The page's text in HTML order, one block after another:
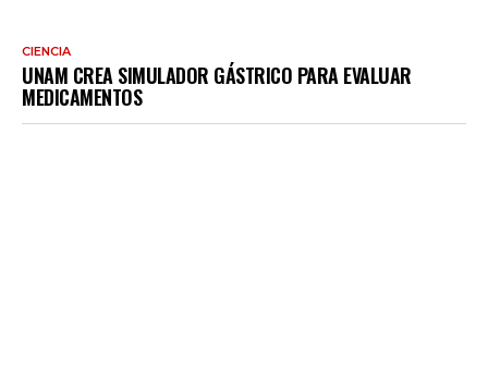
CIENCIA
UNAM CREA SIMULADOR GÁSTRICO PARA EVALUAR
MEDICAMENTOS